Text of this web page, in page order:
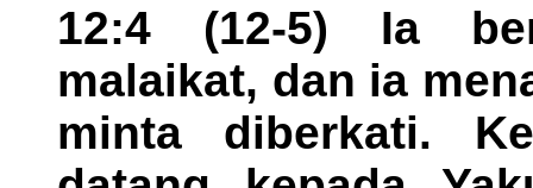
12:4 (12-5) Ia
malaikat, dan ia
minta diberkati.